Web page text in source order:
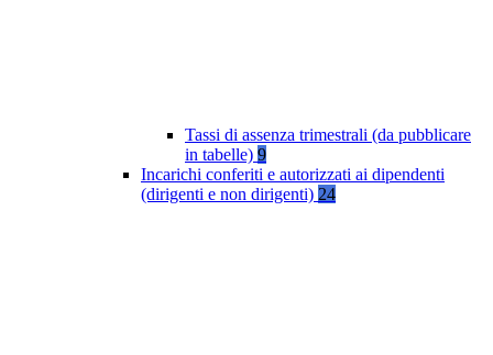
Tassi di assenza trimestrali (da pubblicare
in tabelle) 9
Incarichi conferiti e autorizzati ai dipendenti
(dirigenti e non dirigenti) 24